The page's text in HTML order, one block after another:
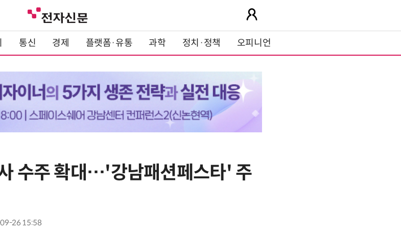
통신 경제 플랫폼·유통 과학 정치·정책 오피니언
수주 확대…'강남패션페스타' 주
26 15:58